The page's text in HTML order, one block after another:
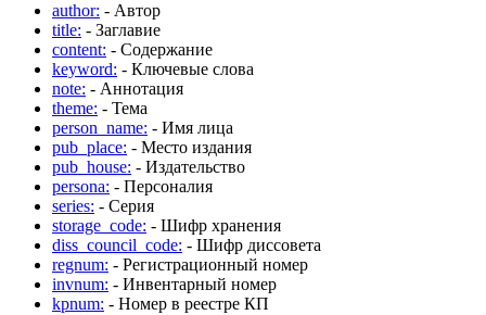
author: - Автор
title: - Заглавие
content: - Содержание
keyword: - Ключевые слова
note: - Аннотация
theme: - Тема
person_name: - Имя лица
pub_place: - Место издания
pub_house: - Издательство
persona: - Персоналия
series: - Серия
storage_code: - Шифр хранения
diss_council_code: - Шифр диссовета
regnum: - Регистрационный номер
invnum: - Инвентарный номер
kpnum: - Номер в реестре КП